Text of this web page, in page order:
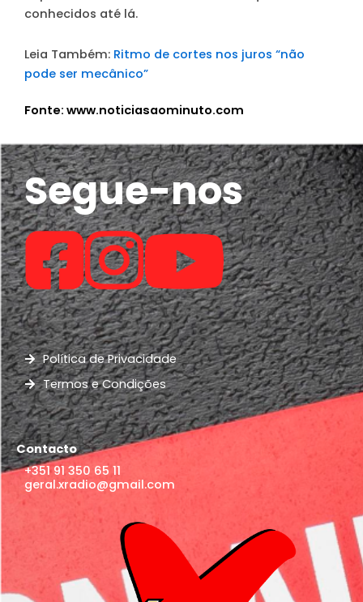
conhecidos até lá.
Leia Também: Ritmo de cortes nos juros “não
pode ser mecânico”
Fonte: www.noticiasaominuto.com
Segue-nos
Política de Privacidade
Termos e Condições
Contacto
+351 91 350 65 11
geral.xradio@gmail.com